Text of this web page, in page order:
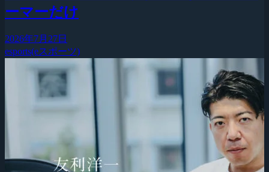
ーマーだけ
2026年7月27日
esports(eスポーツ)